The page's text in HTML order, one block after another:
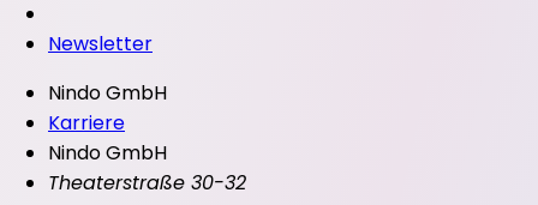
Newsletter
Nindo GmbH
Karriere
Nindo GmbH
Theaterstraße 30-32